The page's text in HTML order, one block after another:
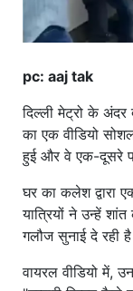
pc: aaj tak
दिल्ली मेट्रो के
का एक वीडियो
हुई और वे एक-दूसरे
घर का कलेश द्वारा
यात्रियों ने उन्हें
गलौज सुनाई दे रही
वायरल वीडियो में,